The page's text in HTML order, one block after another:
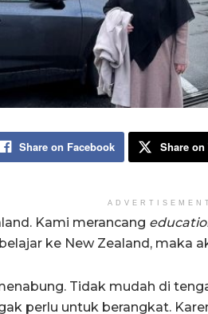
Share on Facebook Share on
ADVERTISEMENT
Kami merancang
ke New Zealand, maka
Tidak mudah di
perlu untuk berangkat.